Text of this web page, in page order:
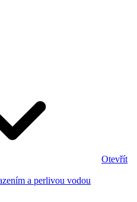
Otevřít
a perlivou vodou